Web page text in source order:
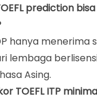
prediction
hanya menerima
lembaga
Asing.
TOEFL ITP